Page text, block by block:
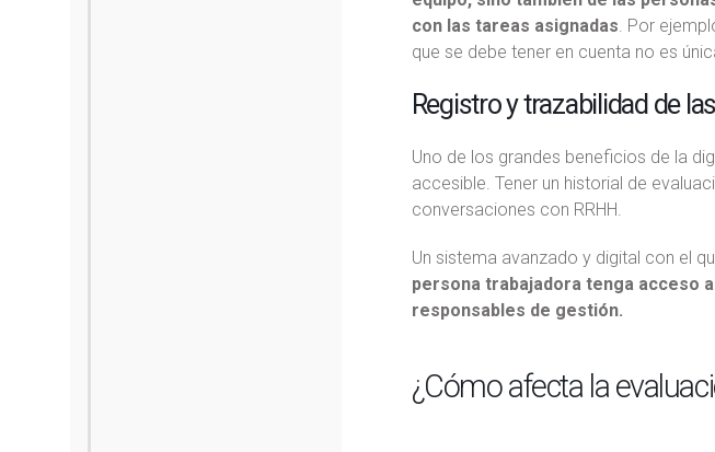
con las tareas asignadas . Por
que se debe tener en cuenta no es
Registro y trazabilidad de
Uno de los grandes beneficios de la
accesible. Tener un historial de
conversaciones con RRHH.
Un sistema avanzado y digital con el
persona trabajadora tenga acceso
responsables de gestión.
¿Cómo afecta la